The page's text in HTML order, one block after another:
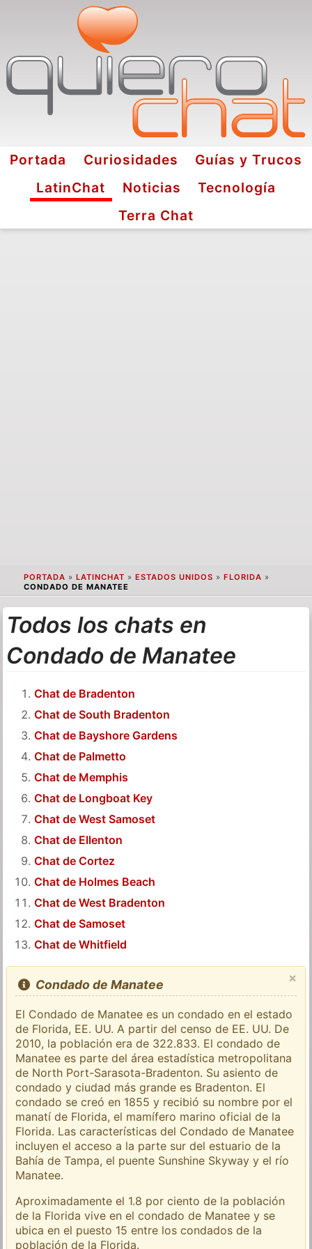
Portada Curiosidades
Guías y Trucos
LatinChat
Noticias
Tecnología
Terra Chat
PORTADA » LATINCHAT » ESTADOS UNIDOS » FLORIDA »
CONDADO DE MANATEE
Todos los chats en
Condado de Manatee
Chat de Bradenton
Chat de South Bradenton
Chat de Bayshore Gardens
Chat de Palmetto
Chat de Memphis
Chat de Longboat Key
Chat de West Samoset
Chat de Ellenton
Chat de Cortez
Chat de Holmes Beach
Chat de West Bradenton
Chat de Samoset
Chat de Whitfield
×
Condado de Manatee
El Condado de Manatee es un condado en el estado
de Florida, EE. UU. A partir del censo de EE. UU. De
2010, la población era de 322.833. El condado de
Manatee es parte del área estadística metropolitana
de North Port-Sarasota-Bradenton. Su asiento de
condado y ciudad más grande es Bradenton. El
condado se creó en 1855 y recibió su nombre por el
manatí de Florida, el mamífero marino oficial de la
Florida. Las características del Condado de Manatee
incluyen el acceso a la parte sur del estuario de la
Bahía de Tampa, el puente Sunshine Skyway y el río
Manatee.
Aproximadamente el 1.8 por ciento de la población
de la Florida vive en el condado de Manatee y se
ubica en el puesto 15 entre los condados de la
población de la Florida.